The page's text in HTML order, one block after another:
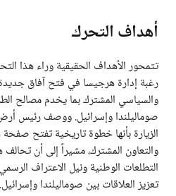
أهداف التحرك
تتمحور الأهداف الحقيقية وراء هذا
رغبة إدارة هرجيسا في فتح آفاق جديدة
والسياسي المشترك بما يخدم مصالح
صوماليلندا وإسرائيل. ووصف رئيس
الزيارة بأنها خطوة تاريخية تفتح
والتعاون المشترك، مشيراً إلى أن
التطلعات الوطنية ونيل الاعتراف
تعزيز العلاقات بين صوماليلندا وإسرائيل.